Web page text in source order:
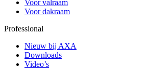
Voor valraam
Voor dakraam
Professional
Nieuw bij AXA
Downloads
Video’s